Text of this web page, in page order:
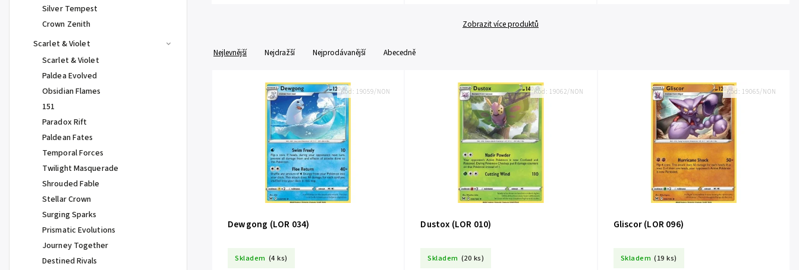
Silver Tempest
Crown Zenith
Scarlet & Violet
Scarlet & Violet
Paldea Evolved
Obsidian Flames
151
Paradox Rift
Paldean Fates
Temporal Forces
Twilight Masquerade
Shrouded Fable
Stellar Crown
Surging Sparks
Prismatic Evolutions
Journey Together
Destined Rivals
Zobrazit více produktů
Nejlevnější Nejdražší Nejprodávanější Abecedně
Dewgong (LOR 034)
Skladem (4 ks)
Kód: 19059/NON
Dustox (LOR 010)
Skladem (20 ks)
Kód: 19062/NON
Gliscor (LOR 096)
Skladem (19 ks)
Kód: 19065/NON